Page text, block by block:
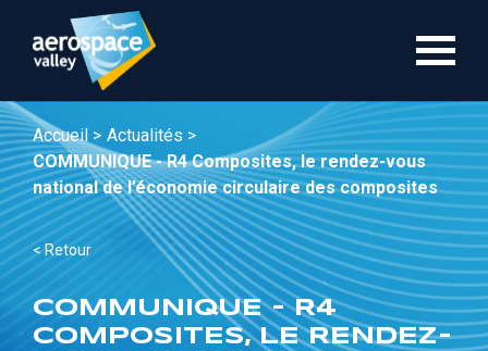
contenu
Accueil > Actualités >
COMMUNIQUE - R4 Composites, le rendez-vous
national de l’économie circulaire des composites
< Retour
COMMUNIQUE - R4
COMPOSITES, LE RENDEZ-